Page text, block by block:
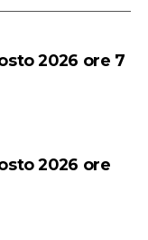
vivo in tutti noi il
38 tedofori che,
il fuoco sacro
fino
in piazza
rendere merito
città una
organizzativo e
Milano
e poi sulla
2026 ore 7
2026 ore